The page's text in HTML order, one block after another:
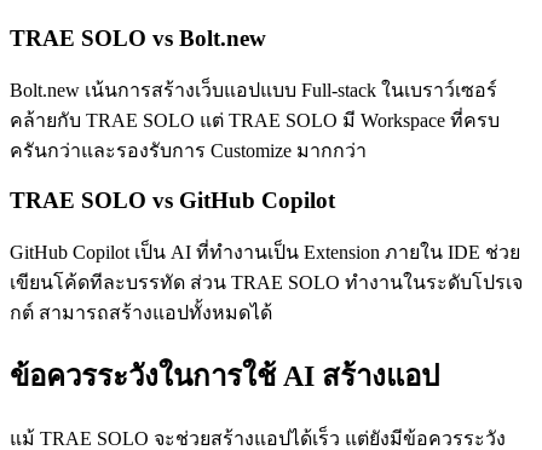
TRAE SOLO vs Bolt.new
Bolt.new เน้นการสร้างเว็บแอปแบบ Full-stack ในเบราว์เซอร์
คล้ายกับ TRAE SOLO แต่ TRAE SOLO มี Workspace ที่ครบ
ครันกว่าและรองรับการ Customize มากกว่า
TRAE SOLO vs GitHub Copilot
GitHub Copilot เป็น AI ที่ทำงานเป็น Extension ภายใน IDE ช่วย
เขียนโค้ดทีละบรรทัด ส่วน TRAE SOLO ทำงานในระดับโปรเจ
กต์ สามารถสร้างแอปทั้งหมดได้
ข้อควรระวังในการใช้ AI สร้างแอป
แม้ TRAE SOLO จะช่วยสร้างแอปได้เร็ว แต่ยังมีข้อควรระวัง